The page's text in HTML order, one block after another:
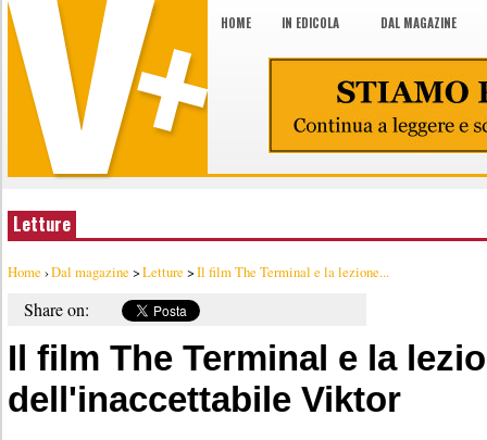
HOME IN EDICOLA DAL MAGAZINE
Letture
Home ›Dal magazine >Letture >Il film The Terminal e la lezione...
Share on:
Il film The Terminal e la
dell'inaccettabile Viktor